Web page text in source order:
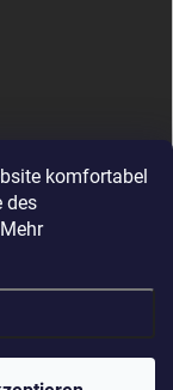
komfortabel
des
Cookie-